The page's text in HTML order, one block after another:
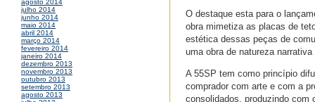
agosto 2014
julho 2014
junho 2014
maio 2014
abril 2014
março 2014
fevereiro 2014
janeiro 2014
dezembro 2013
novembro 2013
outubro 2013
setembro 2013
agosto 2013
O destaque esta para o
obra mimetiza as placas de
estética dessas peças de
uma obra de natureza
A 55SP tem como princípio
comprador com arte e com a
consolidados, produzindo com